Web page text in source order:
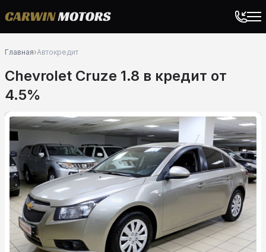
Главная›Автокредит
Chevrolet Cruze 1.8 в кредит от
4.5%